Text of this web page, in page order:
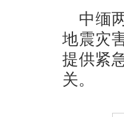
中缅
地震灾
提供紧
关。